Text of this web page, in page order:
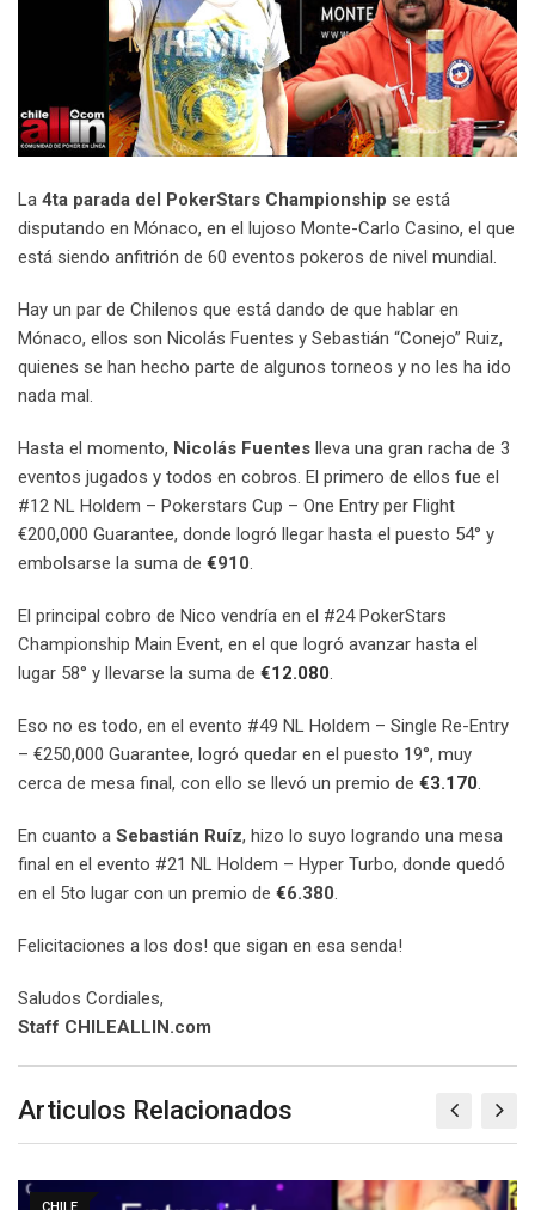
La 4ta parada del PokerStars Championship se está
disputando en Mónaco, en el lujoso Monte-Carlo Casino, el que
está siendo anfitrión de 60 eventos pokeros de nivel mundial.
Hay un par de Chilenos que está dando de que hablar en
Mónaco, ellos son Nicolás Fuentes y Sebastián “Conejo” Ruiz,
quienes se han hecho parte de algunos torneos y no les ha ido
nada mal.
Hasta el momento, Nicolás Fuentes lleva una gran racha de 3
eventos jugados y todos en cobros. El primero de ellos fue el
#12 NL Holdem – Pokerstars Cup – One Entry per Flight
€200,000 Guarantee, donde logró llegar hasta el puesto 54° y
embolsarse la suma de €910.
El principal cobro de Nico vendría en el #24 PokerStars
Championship Main Event, en el que logró avanzar hasta el
lugar 58° y llevarse la suma de €12.080.
Eso no es todo, en el evento #49 NL Holdem – Single Re-Entry
– €250,000 Guarantee, logró quedar en el puesto 19°, muy
cerca de mesa final, con ello se llevó un premio de €3.170.
En cuanto a Sebastián Ruíz, hizo lo suyo logrando una mesa
final en el evento #21 NL Holdem – Hyper Turbo, donde quedó
en el 5to lugar con un premio de €6.380.
Felicitaciones a los dos! que sigan en esa senda!
Saludos Cordiales,
Staff CHILEALLIN.com
Articulos Relacionados